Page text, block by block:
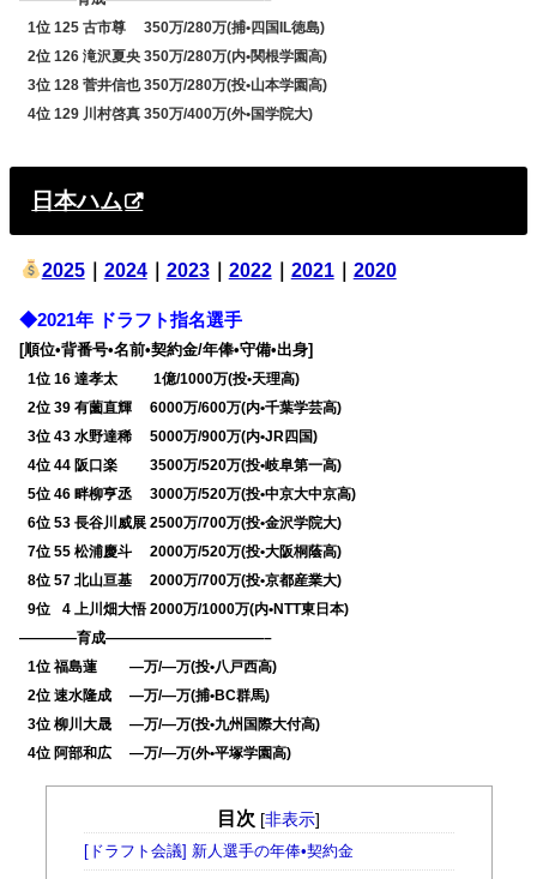
01位 125 古市尊 350万/280万(捕•四国IL徳島)
02位 126 滝沢夏央 350万/280万(内•関根学園高)
03位 128 菅井信也 350万/280万(投•山本学園高)
04位 129 川村啓真 350万/400万(外•国学院大)
日本ハム
2025｜ 2024｜ 2023｜ 2022｜ 2021｜ 2020
◆2021年 ドラフト指名選手
[順位•背番号•名前•契約金/年俸•守備•出身]
01位 16 達孝太 1億/1000万(投•天理高)
02位 39 有薗直輝 6000万/600万(内•千葉学芸高)
03位 43 水野達稀 5000万/900万(内•JR四国)
04位 44 阪口楽 3500万/520万(投•岐阜第一高)
05位 46 畔柳亨丞 3000万/520万(投•中京大中京高)
06位 53 長谷川威展 2500万/700万(投•金沢学院大)
07位 55 松浦慶斗 2000万/520万(投•大阪桐蔭高)
08位 57 北山亘基 2000万/700万(投•京都産業大)
09位 04 上川畑大悟 2000万/1000万(内•NTT東日本)
————育成———————————–
01位 福島蓮 —万/—万(投•八戸西高)
02位 速水隆成 —万/—万(捕•BC群馬)
03位 柳川大晟 —万/—万(投•九州国際大付高)
04位 阿部和広 —万/—万(外•平塚学園高)
目次 [非表示]
[ドラフト会議] 新人選手の年俸•契約金